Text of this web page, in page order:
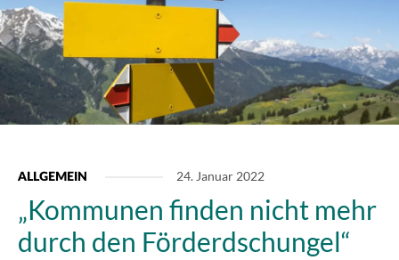
ALLGEMEIN 24. Januar 2022
„Kommunen finden nicht mehr
durch den Förderdschungel“